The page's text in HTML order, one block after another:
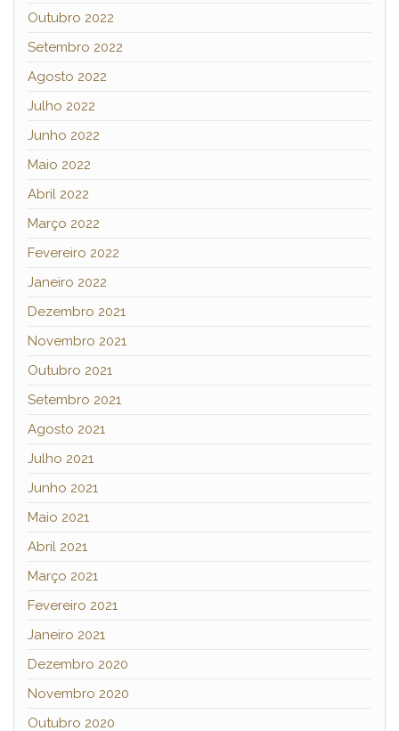
Outubro 2022
Setembro 2022
Agosto 2022
Julho 2022
Junho 2022
Maio 2022
Abril 2022
Março 2022
Fevereiro 2022
Janeiro 2022
Dezembro 2021
Novembro 2021
Outubro 2021
Setembro 2021
Agosto 2021
Julho 2021
Junho 2021
Maio 2021
Abril 2021
Março 2021
Fevereiro 2021
Janeiro 2021
Dezembro 2020
Novembro 2020
Outubro 2020